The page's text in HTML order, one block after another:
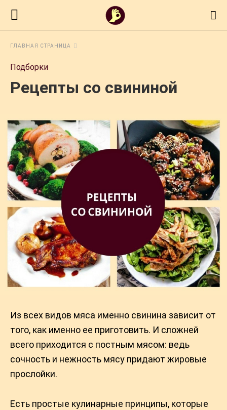
ГЛАВНАЯ СТРАНИЦА
Подборки
Рецепты со свининой
Из всех видов мяса именно свинина зависит от
того, как именно ее приготовить. И сложней
всего приходится с постным мясом: ведь
сочность и нежность мясу придают жировые
прослойки.
Есть простые кулинарные принципы, которые